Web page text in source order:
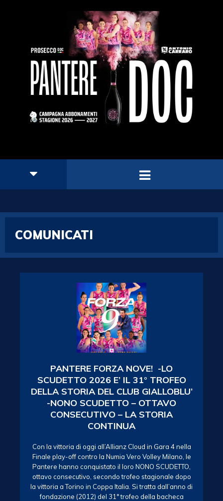
COMUNICATI
PANTERE FORZA NOVE! -LO
SCUDETTO 2026 E’ IL 31° TROFEO
DELLA STORIA DEL CLUB GIALLOBLU’
-NONO SCUDETTO – OTTAVO
CONSECUTIVO – LA STORIA
CONTINUA
Con la vittoria di oggi all’Allianz Cloud in Gara 4 nella
Finale play-off contro la Numia Vero Volley Milano, le
Pantere hanno conquistato il loro NONO SCUDETTO,
ottavo consecutivo, secondo trofeo stagionale dopo
la vittoria a Torino in Coppa Italia. Si tratta dall’anno di
fondazione (2012) del 31° trofeo della bacheca